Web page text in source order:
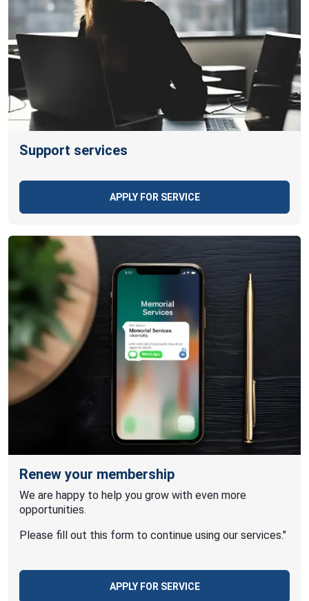
Support services
APPLY FOR SERVICE
Renew your membership
We are happy to help you grow with even more
opportunities.
Please fill out this form to continue using our services."
APPLY FOR SERVICE